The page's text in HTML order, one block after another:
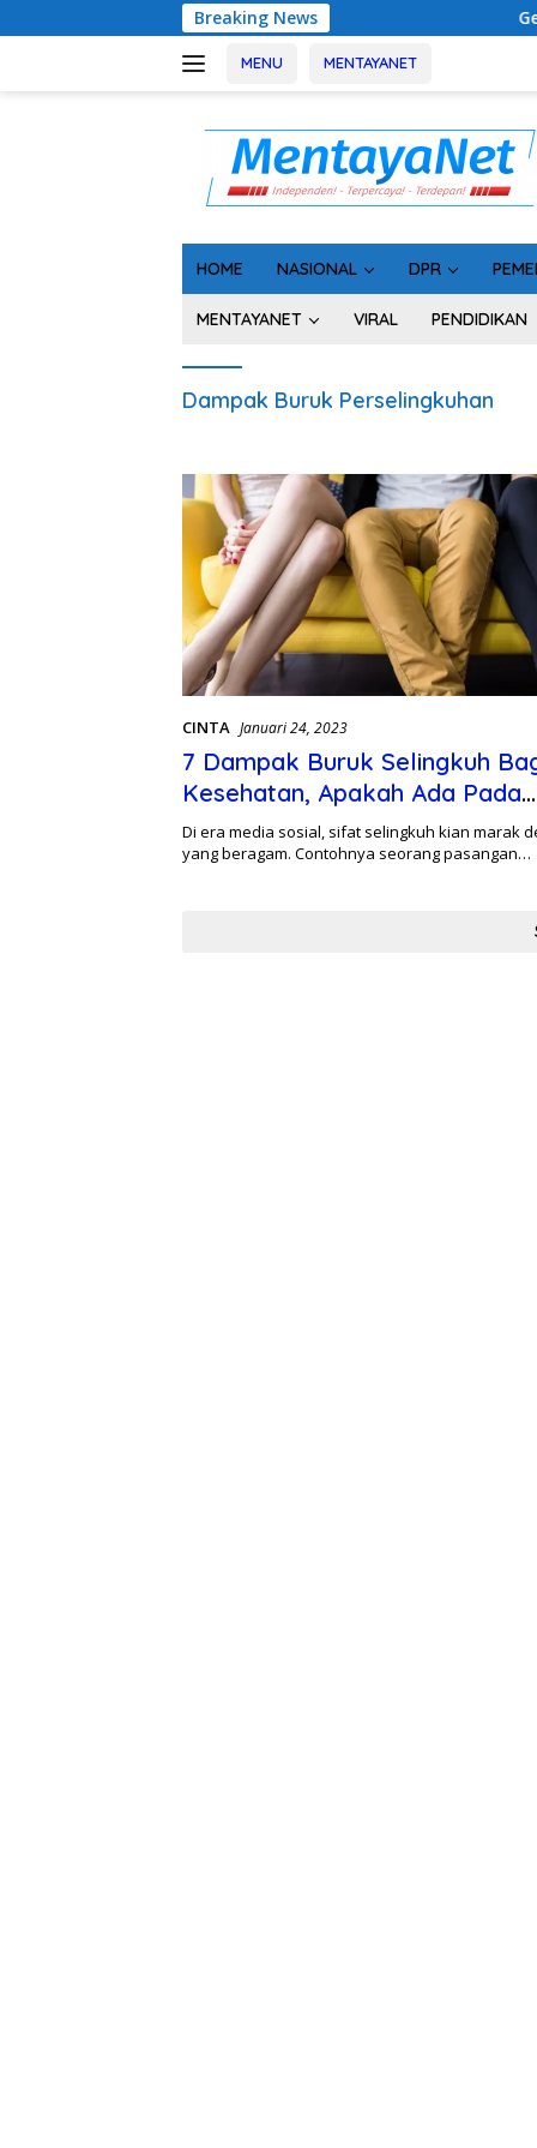
ke
Breaking News Geger! 5
MENU MENTAYANET
HOME NASIONAL DPR
MENTAYANET VIRAL PENDIDIKAN
Dampak Buruk Perselingkuhan
CINTA Januari 24, 2023
7 Dampak Buruk Selingkuh
Kesehatan, Apakah Ada Pada
Pasanganmu ?
Di era media sosial, sifat selingkuh kian marak
yang beragam. Contohnya seorang pasangan…